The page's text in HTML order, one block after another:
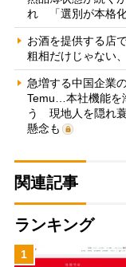
れ 「選別が本格化
お酒を提供する店
粗相だけじゃない
急増する中国企業
Temu…本社機能を
う 現地人を隠れ
懸念も
関連記事
ランキング
1